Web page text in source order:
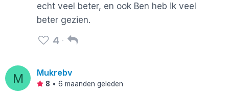
echt veel beter, en ook Ben heb ik veel
beter gezien.
4
M Mukrebv
8 • 6 maanden geleden